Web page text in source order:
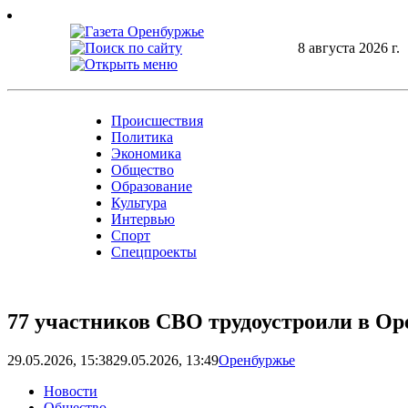
Skip
8 августа 2026 г.
Происшествия
Политика
Экономика
Общество
Образование
Культура
Интервью
Спорт
Спецпроекты
77 участников СВО трудоустроили в
29.05.2026, 15:3829.05.2026, 13:49Оренбуржье
Новости